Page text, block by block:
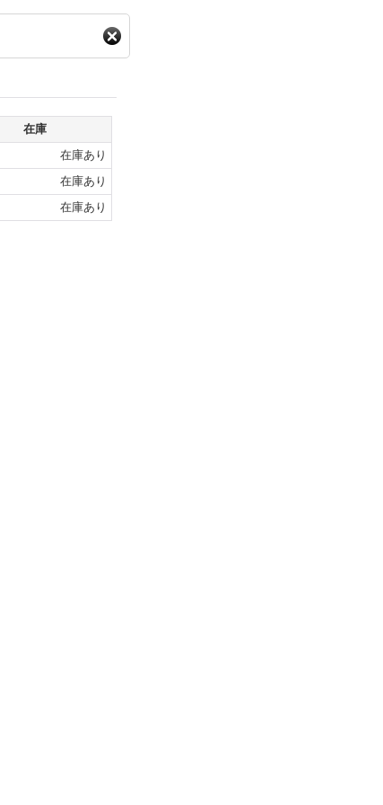
在庫
在庫あり
在庫あり
在庫あり